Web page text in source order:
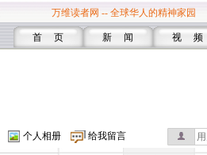
万维读者网 -- 全球华人的精神家园
首 页 新 闻 视 频
个人相册 给我留言